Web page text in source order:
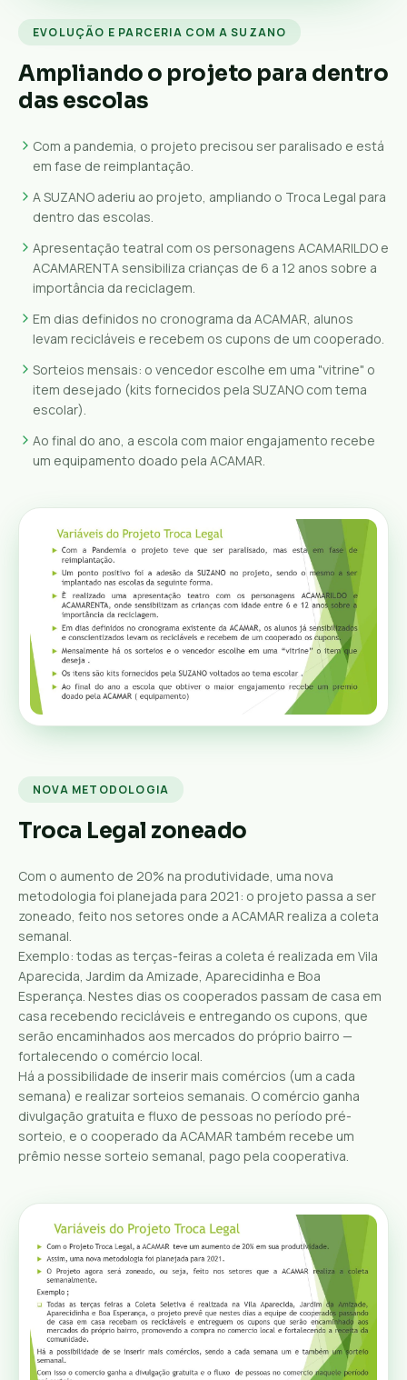
EVOLUÇÃO E PARCERIA COM A SUZANO
Ampliando o projeto para dentro
das escolas
Com a pandemia, o projeto precisou ser paralisado e está
em fase de reimplantação.
A SUZANO aderiu ao projeto, ampliando o Troca Legal para
dentro das escolas.
Apresentação teatral com os personagens ACAMARILDO e
ACAMARENTA sensibiliza crianças de 6 a 12 anos sobre a
importância da reciclagem.
Em dias definidos no cronograma da ACAMAR, alunos
levam recicláveis e recebem os cupons de um cooperado.
Sorteios mensais: o vencedor escolhe em uma "vitrine" o
item desejado (kits fornecidos pela SUZANO com tema
escolar).
Ao final do ano, a escola com maior engajamento recebe
um equipamento doado pela ACAMAR.
NOVA METODOLOGIA
Troca Legal zoneado
Com o aumento de 20% na produtividade, uma nova
metodologia foi planejada para 2021: o projeto passa a ser
zoneado, feito nos setores onde a ACAMAR realiza a coleta
semanal.
Exemplo: todas as terças-feiras a coleta é realizada em Vila
Aparecida, Jardim da Amizade, Aparecidinha e Boa
Esperança. Nestes dias os cooperados passam de casa em
casa recebendo recicláveis e entregando os cupons, que
serão encaminhados aos mercados do próprio bairro —
fortalecendo o comércio local.
Há a possibilidade de inserir mais comércios (um a cada
semana) e realizar sorteios semanais. O comércio ganha
divulgação gratuita e fluxo de pessoas no período pré-
sorteio, e o cooperado da ACAMAR também recebe um
prêmio nesse sorteio semanal, pago pela cooperativa.